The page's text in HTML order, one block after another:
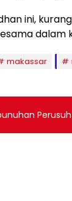
ini,
dalam
makassar